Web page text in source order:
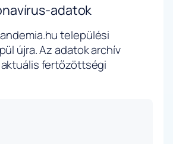
adatok
települési
újra. Az adatok archív
fertőzöttségi